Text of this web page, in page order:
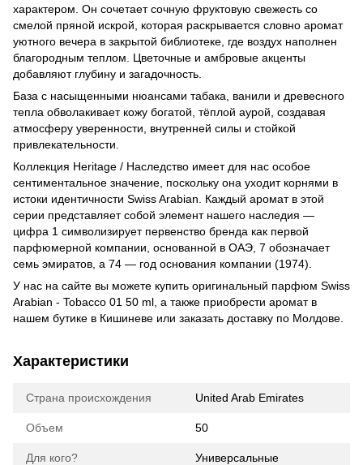
характером. Он сочетает сочную фруктовую свежесть со
смелой пряной искрой, которая раскрывается словно аромат
уютного вечера в закрытой библиотеке, где воздух наполнен
благородным теплом. Цветочные и амбровые акценты
добавляют глубину и загадочность.
База с насыщенными нюансами табака, ванили и древесного
тепла обволакивает кожу богатой, тёплой аурой, создавая
атмосферу уверенности, внутренней силы и стойкой
привлекательности.
Коллекция Heritage / Наследство имеет для нас особое
сентиментальное значение, поскольку она уходит корнями в
истоки идентичности Swiss Arabian. Каждый аромат в этой
серии представляет собой элемент нашего наследия —
цифра 1 символизирует первенство бренда как первой
парфюмерной компании, основанной в ОАЭ, 7 обозначает
семь эмиратов, а 74 — год основания компании (1974).
У нас на сайте вы можете купить оригинальный парфюм Swiss
Arabian - Tobacco 01 50 ml, а также приобрести аромат в
нашем бутике в Кишиневе или заказать доставку по Молдове.
Характеристики
Страна происхождения United Arab Emirates
Объем 50
Для кого? Универсальные